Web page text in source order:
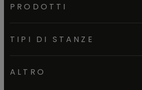
PRODOTTI
TIPI DI STANZE
ALTRO